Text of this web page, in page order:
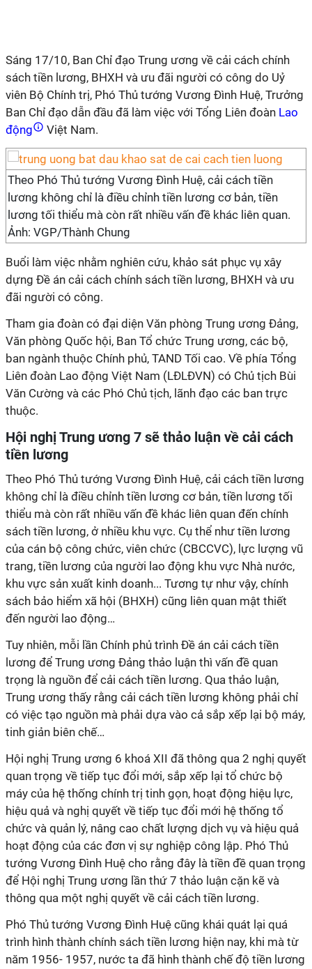
Sáng 17/10, Ban Chỉ đạo Trung ương về cải cách chính
sách tiền lương, BHXH và ưu đãi người có công do Uỷ
viên Bộ Chính trị, Phó Thủ tướng Vương Đình Huệ, Trưởng
Ban Chỉ đạo dẫn đầu đã làm việc với Tổng Liên đoàn Lao
động
Việt Nam.
Theo Phó Thủ tướng Vương Đình Huệ, cải cách tiền
lương không chỉ là điều chỉnh tiền lương cơ bản, tiền
lương tối thiểu mà còn rất nhiều vấn đề khác liên quan.
Ảnh: VGP/Thành Chung
Buổi làm việc nhằm nghiên cứu, khảo sát phục vụ xây
dựng Đề án cải cách chính sách tiền lương, BHXH và ưu
đãi người có công.
Tham gia đoàn có đại diện Văn phòng Trung ương Đảng,
Văn phòng Quốc hội, Ban Tổ chức Trung ương, các bộ,
ban ngành thuộc Chính phủ, TAND Tối cao. Về phía Tổng
Liên đoàn Lao động Việt Nam (LĐLĐVN) có Chủ tịch Bùi
Văn Cường và các Phó Chủ tịch, lãnh đạo các ban trực
thuộc.
Hội nghị Trung ương 7 sẽ thảo luận về cải cách
tiền lương
Theo Phó Thủ tướng Vương Đình Huệ, cải cách tiền lương
không chỉ là điều chỉnh tiền lương cơ bản, tiền lương tối
thiểu mà còn rất nhiều vấn đề khác liên quan đến chính
sách tiền lương, ở nhiều khu vực. Cụ thể như tiền lương
của cán bộ công chức, viên chức (CBCCVC), lực lượng vũ
trang, tiền lương của người lao động khu vực Nhà nước,
khu vực sản xuất kinh doanh... Tương tự như vậy, chính
sách bảo hiểm xã hội (BHXH) cũng liên quan mật thiết
đến người lao động…
Tuy nhiên, mỗi lần Chính phủ trình Đề án cải cách tiền
lương để Trung ương Đảng thảo luận thì vấn đề quan
trọng là nguồn để cải cách tiền lương. Qua thảo luận,
Trung ương thấy rằng cải cách tiền lương không phải chỉ
có việc tạo nguồn mà phải dựa vào cả sắp xếp lại bộ máy,
tinh giản biên chế…
Hội nghị Trung ương 6 khoá XII đã thông qua 2 nghị quyết
quan trọng về tiếp tục đổi mới, sắp xếp lại tổ chức bộ
máy của hệ thống chính trị tinh gọn, hoạt động hiệu lực,
hiệu quả và nghị quyết về tiếp tục đổi mới hệ thống tổ
chức và quản lý, nâng cao chất lượng dịch vụ và hiệu quả
hoạt động của các đơn vị sự nghiệp công lập. Phó Thủ
tướng Vương Đình Huệ cho rằng đây là tiền đề quan trọng
để Hội nghị Trung ương lần thứ 7 thảo luận cặn kẽ và
thông qua một nghị quyết về cải cách tiền lương.
Phó Thủ tướng Vương Đình Huệ cũng khái quát lại quá
trình hình thành chính sách tiền lương hiện nay, khi mà từ
năm 1956- 1957, nước ta đã hình thành chế độ tiền lương